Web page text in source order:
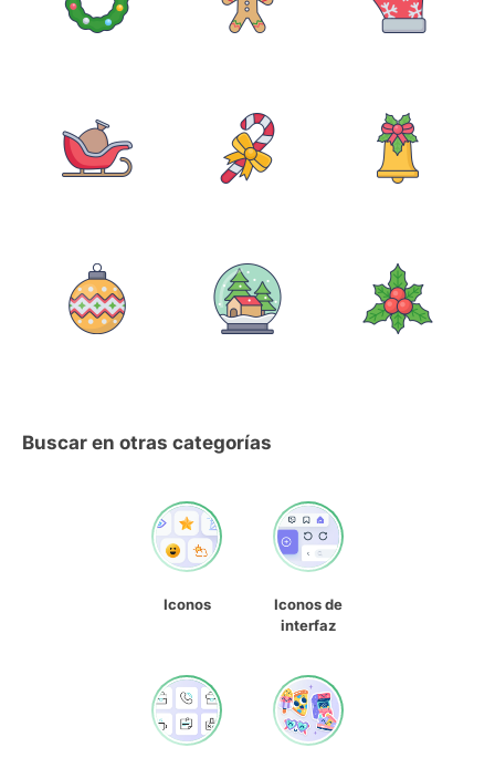
Buscar en otras categorías
Iconos
Iconos de
interfaz